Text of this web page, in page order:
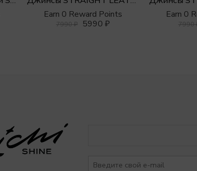
Earn 0 Reward Points
7990₽ 5990 ₽
Earn 0
7990